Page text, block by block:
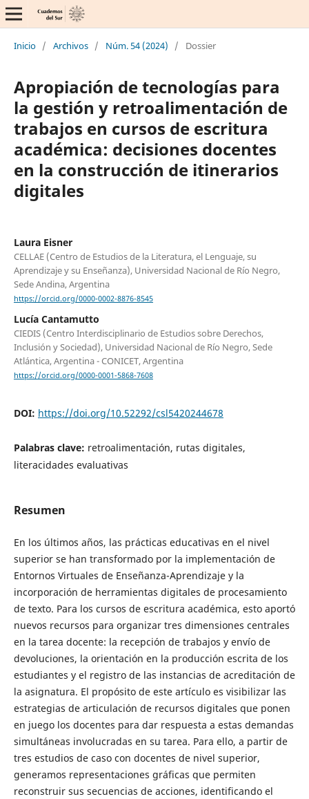
Inicio / Archivos / Núm. 54 (2024) / Dossier
Apropiación de tecnologías para
la gestión y retroalimentación de
trabajos en cursos de escritura
académica: decisiones docentes
en la construcción de itinerarios
digitales
Laura Eisner
CELLAE (Centro de Estudios de la Literatura, el Lenguaje, su
Aprendizaje y su Enseñanza), Universidad Nacional de Río Negro,
Sede Andina, Argentina
https://orcid.org/0000-0002-8876-8545
Lucía Cantamutto
CIEDIS (Centro Interdisciplinario de Estudios sobre Derechos,
Inclusión y Sociedad), Universidad Nacional de Río Negro, Sede
Atlántica, Argentina - CONICET, Argentina
https://orcid.org/0000-0001-5868-7608
DOI: https://doi.org/10.52292/csl5420244678
Palabras clave: retroalimentación, rutas digitales,
literacidades evaluativas
Resumen
En los últimos años, las prácticas educativas en el nivel
superior se han transformado por la implementación de
Entornos Virtuales de Enseñanza-Aprendizaje y la
incorporación de herramientas digitales de procesamiento
de texto. Para los cursos de escritura académica, esto aportó
nuevos recursos para organizar tres dimensiones centrales
en la tarea docente: la recepción de trabajos y envío de
devoluciones, la orientación en la producción escrita de los
estudiantes y el registro de las instancias de acreditación de
la asignatura. El propósito de este artículo es visibilizar las
estrategias de articulación de recursos digitales que ponen
en juego los docentes para dar respuesta a estas demandas
simultáneas involucradas en su tarea. Para ello, a partir de
tres estudios de caso con docentes de nivel superior,
generamos representaciones gráficas que permiten
reconstruir sus secuencias de acciones, identificando el